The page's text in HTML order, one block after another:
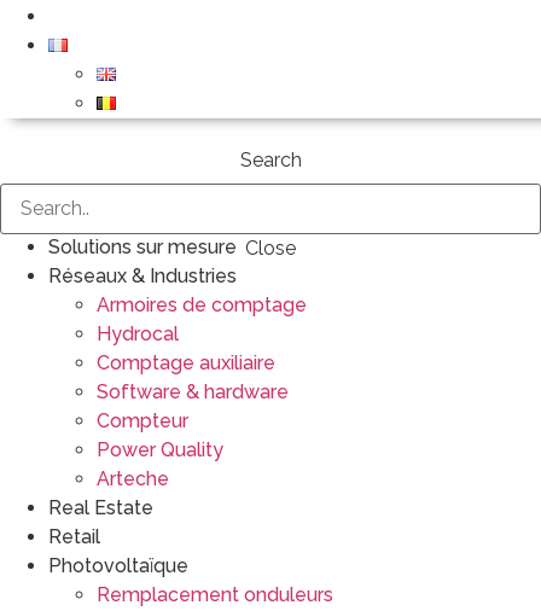
Search
Close
Solutions sur mesure
Réseaux & Industries
Armoires de comptage
Hydrocal
Comptage auxiliaire
Software & hardware
Compteur
Power Quality
Arteche
Real Estate
Retail
Photovoltaïque
Remplacement onduleurs